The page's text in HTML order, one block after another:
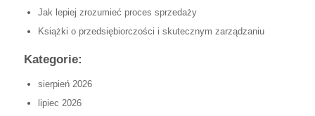
Jak lepiej zrozumieć proces sprzedaży
Książki o przedsiębiorczości i skutecznym zarządzaniu
Kategorie:
sierpień 2026
lipiec 2026